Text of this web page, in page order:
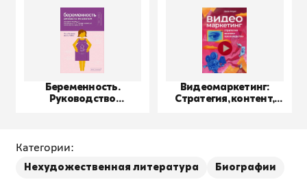
Беременность.
Руководство
Видеомаркетинг:
Стратегия, контент,
Категории:
Нехудожественная литература Биографии